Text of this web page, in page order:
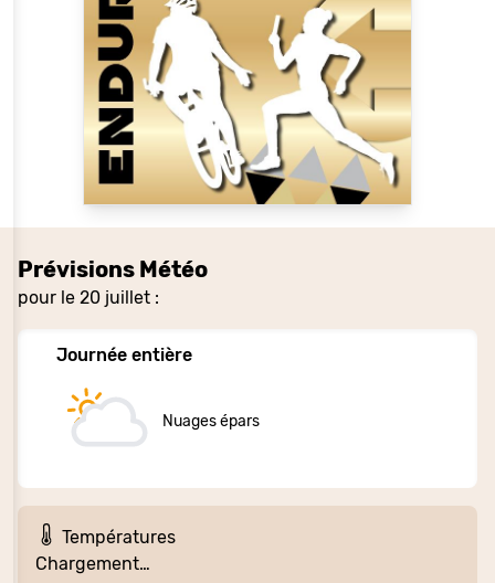
Prévisions Météo
pour le 20 juillet :
Journée entière
Nuages épars
Températures
Chargement…